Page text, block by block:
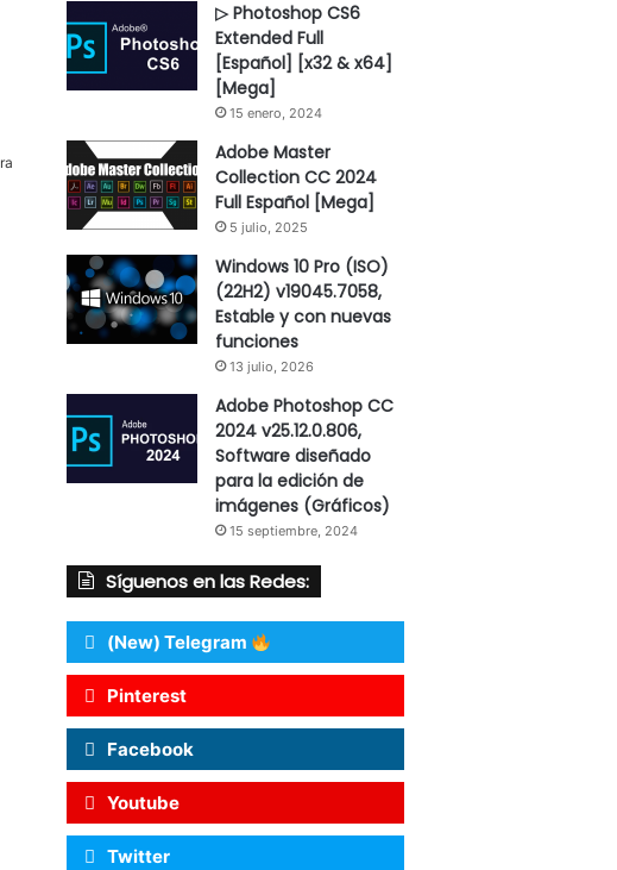
▷ Photoshop CS6
Extended Full
[Español] [x32 & x64]
[Mega]
15 enero, 2024
Adobe Master
Collection CC 2024
Full Español [Mega]
5 julio, 2025
Windows 10 Pro (ISO)
(22H2) v19045.7058,
Estable y con nuevas
funciones
13 julio, 2026
Adobe Photoshop CC
2024 v25.12.0.806,
Software diseñado
para la edición de
imágenes (Gráficos)
15 septiembre, 2024
Síguenos en las Redes:
(New) Telegram
Pinterest
Facebook
Youtube
Twitter